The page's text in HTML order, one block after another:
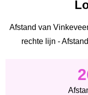
Afstand van
rechte lijn -